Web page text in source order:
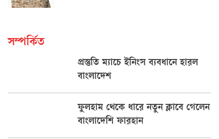
সম্পর্কিত
প্রস্তুতি ম্যাচে ইনিংস ব্যবধানে হারল
বাংলাদেশ
ফুলহাম থেকে ধারে নতুন ক্লাবে গেলেন
বাংলাদেশি ফারহান